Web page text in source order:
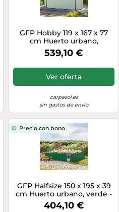
GFP Hobby 119 x 167 x 77
cm Huerto urbano,
aluminio anodizado -
(GFPV00595)
539,10 €
Ver oferta
carpasol.es
sin gastos de envío
Precio con bono
GFP Halfsize 150 x 195 x 39
cm Huerto urbano, verde -
(GFPV00532)
404,10 €